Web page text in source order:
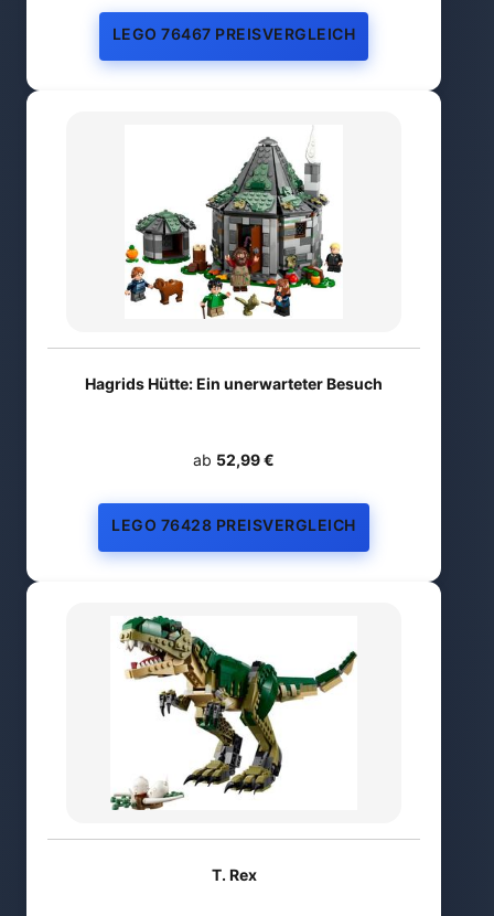
LEGO 76467 PREISVERGLEICH
Hagrids Hütte: Ein unerwarteter Besuch
ab 52,99 €
LEGO 76428 PREISVERGLEICH
T. Rex